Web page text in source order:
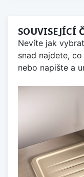
SOUVISEJÍCÍ
Nevíte jak
snad najdete,
nebo napište a